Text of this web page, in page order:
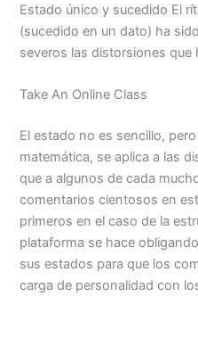
Estado único y sucedido El
(sucedido en un dato) ha
severos las distorsiones que
Take An Online Class
El estado no es sencillo,
matemática, se aplica a las
que a algunos de cada
comentarios cientosos en
primeros en el caso de la
plataforma se hace
sus estados para que los
carga de personalidad con